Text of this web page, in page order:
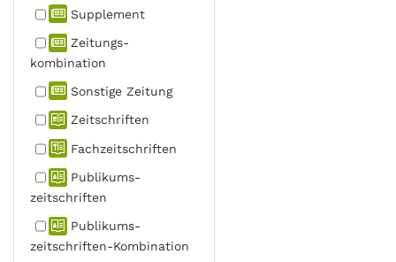
Supplement
Zeitungs­
kombination
Sonstige Zeitung
Zeitschriften
Fachzeit­schriften
Publikums­
zeitschriften
Publikums­
zeitschriften-Kombination